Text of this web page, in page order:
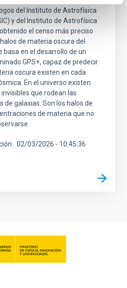
del Instituto de Astrofísica
y del Instituto de Astrofísica
el censo más preciso
de materia oscura del
basa en el desarrollo de un
GPS+, capaz de predecir
oscura existen en cada
En el universo existen
que rodean las
de galaxias. Son los halos de
de materia que no
02/03/2026 - 10:45:36